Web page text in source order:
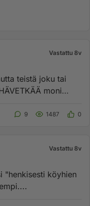
Vastattu 8v
teistä joku tai
moni
9 1487 0
Vastattu 8v
"henkisesti köyhien
Olisi parempi....